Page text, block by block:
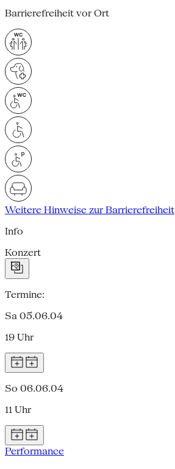
Barrierefreiheit vor Ort
Weitere Hinweise zur Barrierefreiheit
Info
Konzert
Termine:
Sa 05.06.04
19 Uhr
So 06.06.04
11 Uhr
Performance